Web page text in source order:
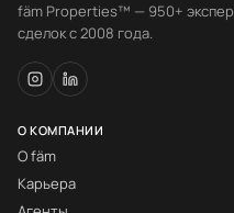
fäm Properties™ — 950+
сделок с 2008 года.
О КОМПАНИИ
О fäm
Карьера